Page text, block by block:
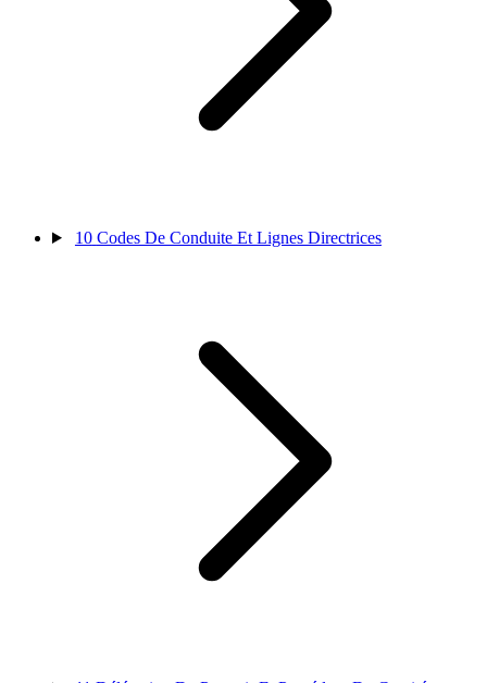
10 Codes De Conduite Et Lignes Directrices